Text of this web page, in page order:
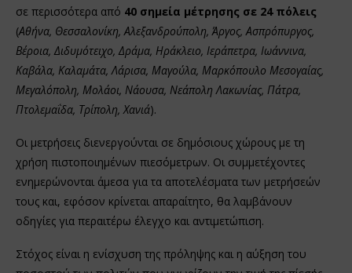
σε περισσότερα από 40 σημεία μέτρησης σε 24 πόλεις
(Αθήνα, Θεσσαλονίκη, Αλεξανδρούπολη, Άργος, Ασπρόπυργος,
Βέροια, Διδυμότειχο, Δράμα, Ηράκλειο, Ιεράπετρα, Ιωάννινα,
Καβάλα, Καλαμάτα, Λάρισα, Μαγούλα, Μαρκόπουλο Μεσογαίας,
Μεγαλόπολη, Μολάοι, Νάουσα, Νεάπολη Λακωνίας, Πάτρα,
Πτολεμαΐδα, Τρίπολη, Χανιά).
Οι μετρήσεις διενεργούνται σε δημόσιους χώρους με τη
χρήση πιστοποιημένων πιεσόμετρων. Οι συμμετέχοντες
ενημερώνονται άμεσα για τα αποτελέσματα των μετρήσεών
τους και, εφόσον κρίνεται απαραίτητο, θα λαμβάνουν
οδηγίες για περαιτέρω έλεγχο και αντιμετώπιση.
Στόχος είναι η ενίσχυση της πρόληψης και η αύξηση του